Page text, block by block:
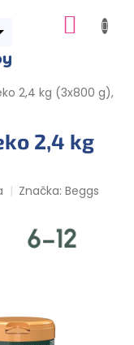
2,4 kg (3x800 g),
2,4 kg
Značka:Beggs